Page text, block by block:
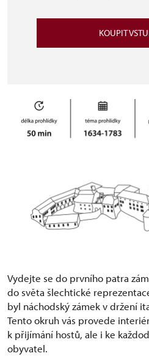
KOUPIT
Vydejte se do prvního patra
do světa šlechtické
byl náchodský zámek v držení
Tento okruh vás provede
k přijímání hostů, ale i ke
obyvatel.